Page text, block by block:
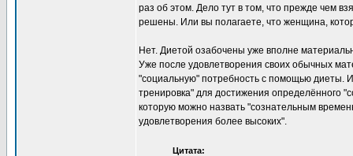
раз об этом. Дело тут в том, что прежде чем
решены. Или вы полагаете, что женщина,
Нет. Диетой озабочены уже вполне
Уже после удовлетворения своих обычных
"социальную" потребность с помощью диеты.
тренировка" для достижения определённого
которую можно назвать "сознательным
удовлетворения более высоких".
Цитата: